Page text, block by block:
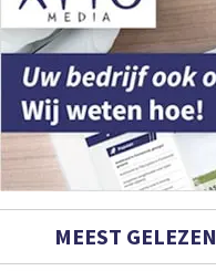
MEEST GELEZEN